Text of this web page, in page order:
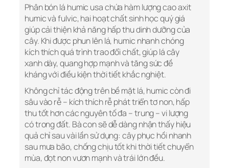
Phân bón lá humic usa chứa hàm lượng cao axit
humic và fulvic, hai hoạt chất sinh học quý giá
giúp cải thiện khả năng hấp thu dinh dưỡng của
cây. Khi được phun lên lá, humic nhanh chóng
kích thích quá trình trao đổi chất, giúp lá cây
xanh dày, quang hợp mạnh và tăng sức đề
kháng với điều kiện thời tiết khắc nghiệt.
Không chỉ tác động trên bề mặt lá, humic còn đi
sâu vào rễ – kích thích rễ phát triển tơ non, hấp
thu tốt hơn các nguyên tố đa – trung – vi lượng
có trong đất. Bà con sẽ dễ dàng nhận thấy hiệu
quả chỉ sau vài lần sử dụng: cây phục hồi nhanh
sau mưa bão, chống chịu tốt khi thời tiết chuyển
mùa, đọt non vươn mạnh và trái lớn đều.